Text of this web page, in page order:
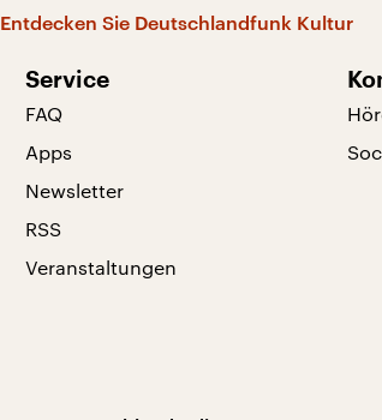
Entdecken Sie Deutschlandfunk Kultur
Service
FAQ
Apps
Newsletter
RSS
Veranstaltungen